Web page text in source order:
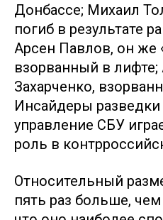
Донбассе; Михаил
погиб в результате
Арсен Павлов, он же
взорванный в лифте;
Захарченко,
Инсайдеры разведки
управление СБУ
роль в
Относительный
пять раз больше,